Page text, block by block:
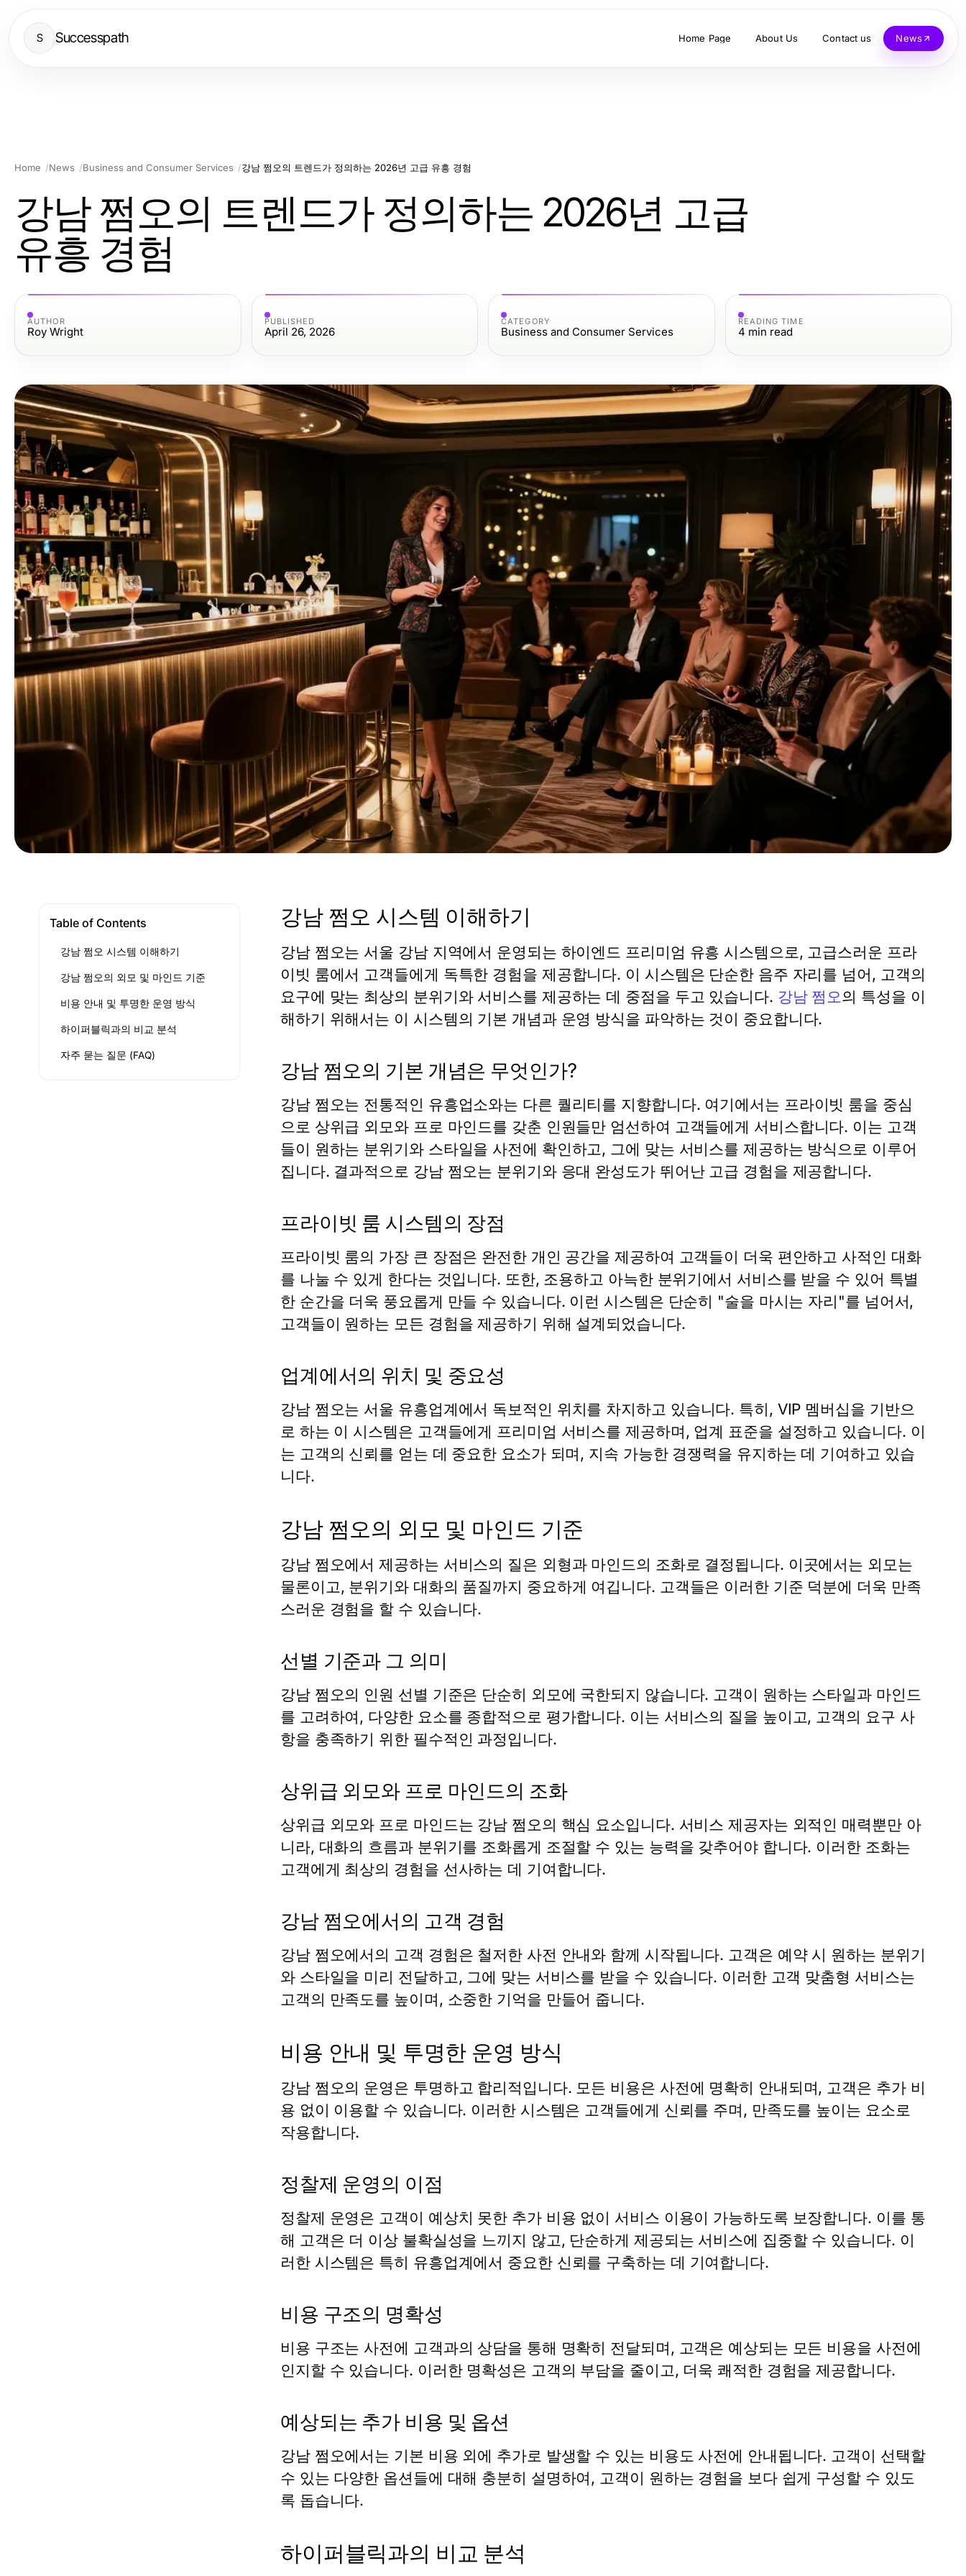
S Successpath Home Page About Us Contact us News
Home News Business and Consumer Services 강남 쩜오의 트렌드가 정의하는 2026년 고급 유흥 경험
강남 쩜오의 트렌드가 정의하는 2026년 고급
유흥 경험
AUTHOR
Roy Wright
PUBLISHED
April 26, 2026
CATEGORY
Business and Consumer Services
READING TIME
4 min read
Table of Contents
강남 쩜오 시스템 이해하기
강남 쩜오의 외모 및 마인드 기준
비용 안내 및 투명한 운영 방식
하이퍼블릭과의 비교 분석
자주 묻는 질문 (FAQ)
강남 쩜오 시스템 이해하기
강남 쩜오는 서울 강남 지역에서 운영되는 하이엔드 프리미엄 유흥 시스템으로, 고급스러운 프라
이빗 룸에서 고객들에게 독특한 경험을 제공합니다. 이 시스템은 단순한 음주 자리를 넘어, 고객의
요구에 맞는 최상의 분위기와 서비스를 제공하는 데 중점을 두고 있습니다. 강남 쩜오의 특성을 이
해하기 위해서는 이 시스템의 기본 개념과 운영 방식을 파악하는 것이 중요합니다.
강남 쩜오의 기본 개념은 무엇인가?
강남 쩜오는 전통적인 유흥업소와는 다른 퀄리티를 지향합니다. 여기에서는 프라이빗 룸을 중심
으로 상위급 외모와 프로 마인드를 갖춘 인원들만 엄선하여 고객들에게 서비스합니다. 이는 고객
들이 원하는 분위기와 스타일을 사전에 확인하고, 그에 맞는 서비스를 제공하는 방식으로 이루어
집니다. 결과적으로 강남 쩜오는 분위기와 응대 완성도가 뛰어난 고급 경험을 제공합니다.
프라이빗 룸 시스템의 장점
프라이빗 룸의 가장 큰 장점은 완전한 개인 공간을 제공하여 고객들이 더욱 편안하고 사적인 대화
를 나눌 수 있게 한다는 것입니다. 또한, 조용하고 아늑한 분위기에서 서비스를 받을 수 있어 특별
한 순간을 더욱 풍요롭게 만들 수 있습니다. 이런 시스템은 단순히 "술을 마시는 자리"를 넘어서,
고객들이 원하는 모든 경험을 제공하기 위해 설계되었습니다.
업계에서의 위치 및 중요성
강남 쩜오는 서울 유흥업계에서 독보적인 위치를 차지하고 있습니다. 특히, VIP 멤버십을 기반으
로 하는 이 시스템은 고객들에게 프리미엄 서비스를 제공하며, 업계 표준을 설정하고 있습니다. 이
는 고객의 신뢰를 얻는 데 중요한 요소가 되며, 지속 가능한 경쟁력을 유지하는 데 기여하고 있습
니다.
강남 쩜오의 외모 및 마인드 기준
강남 쩜오에서 제공하는 서비스의 질은 외형과 마인드의 조화로 결정됩니다. 이곳에서는 외모는
물론이고, 분위기와 대화의 품질까지 중요하게 여깁니다. 고객들은 이러한 기준 덕분에 더욱 만족
스러운 경험을 할 수 있습니다.
선별 기준과 그 의미
강남 쩜오의 인원 선별 기준은 단순히 외모에 국한되지 않습니다. 고객이 원하는 스타일과 마인드
를 고려하여, 다양한 요소를 종합적으로 평가합니다. 이는 서비스의 질을 높이고, 고객의 요구 사
항을 충족하기 위한 필수적인 과정입니다.
상위급 외모와 프로 마인드의 조화
상위급 외모와 프로 마인드는 강남 쩜오의 핵심 요소입니다. 서비스 제공자는 외적인 매력뿐만 아
니라, 대화의 흐름과 분위기를 조화롭게 조절할 수 있는 능력을 갖추어야 합니다. 이러한 조화는
고객에게 최상의 경험을 선사하는 데 기여합니다.
강남 쩜오에서의 고객 경험
강남 쩜오에서의 고객 경험은 철저한 사전 안내와 함께 시작됩니다. 고객은 예약 시 원하는 분위기
와 스타일을 미리 전달하고, 그에 맞는 서비스를 받을 수 있습니다. 이러한 고객 맞춤형 서비스는
고객의 만족도를 높이며, 소중한 기억을 만들어 줍니다.
비용 안내 및 투명한 운영 방식
강남 쩜오의 운영은 투명하고 합리적입니다. 모든 비용은 사전에 명확히 안내되며, 고객은 추가 비
용 없이 이용할 수 있습니다. 이러한 시스템은 고객들에게 신뢰를 주며, 만족도를 높이는 요소로
작용합니다.
정찰제 운영의 이점
정찰제 운영은 고객이 예상치 못한 추가 비용 없이 서비스 이용이 가능하도록 보장합니다. 이를 통
해 고객은 더 이상 불확실성을 느끼지 않고, 단순하게 제공되는 서비스에 집중할 수 있습니다. 이
러한 시스템은 특히 유흥업계에서 중요한 신뢰를 구축하는 데 기여합니다.
비용 구조의 명확성
비용 구조는 사전에 고객과의 상담을 통해 명확히 전달되며, 고객은 예상되는 모든 비용을 사전에
인지할 수 있습니다. 이러한 명확성은 고객의 부담을 줄이고, 더욱 쾌적한 경험을 제공합니다.
예상되는 추가 비용 및 옵션
강남 쩜오에서는 기본 비용 외에 추가로 발생할 수 있는 비용도 사전에 안내됩니다. 고객이 선택할
수 있는 다양한 옵션들에 대해 충분히 설명하여, 고객이 원하는 경험을 보다 쉽게 구성할 수 있도
록 돕습니다.
하이퍼블릭과의 비교 분석